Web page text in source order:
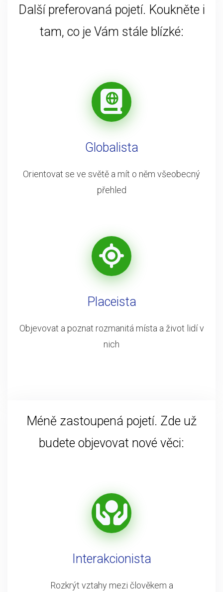
Další preferovaná pojetí. Koukněte i
tam, co je Vám stále blízké:
Globalista
Orientovat se ve světě a mít o něm všeobecný
přehled
Placeista
Objevovat a poznat rozmanitá místa a život lidí v
nich
Méně zastoupená pojetí. Zde už
budete objevovat nové věci:
Interakcionista
Rozkrýt vztahy mezi člověkem a